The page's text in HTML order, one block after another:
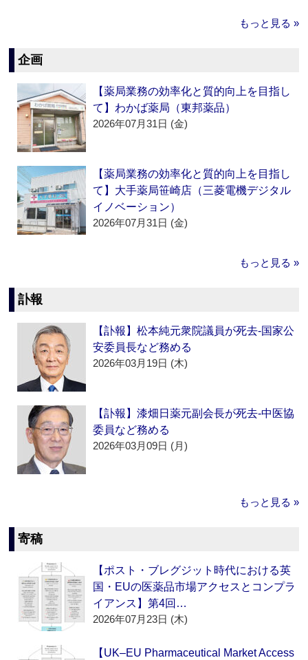
もっと見る »
企画
【薬局業務の効率化と質的向上を目指し
て】わかば薬局（東邦薬品）
2026年07月31日 (金)
【薬局業務の効率化と質的向上を目指し
て】大手薬局笹崎店（三菱電機デジタル
イノベーション）
2026年07月31日 (金)
もっと見る »
訃報
【訃報】松本純元衆院議員が死去‐国家公
安委員長など務める
2026年03月19日 (木)
【訃報】漆畑日薬元副会長が死去‐中医協
委員など務める
2026年03月09日 (月)
もっと見る »
寄稿
【ポスト・ブレグジット時代における英
国・EUの医薬品市場アクセスとコンプラ
イアンス】第4回…
2026年07月23日 (木)
【UK–EU Pharmaceutical Market Access